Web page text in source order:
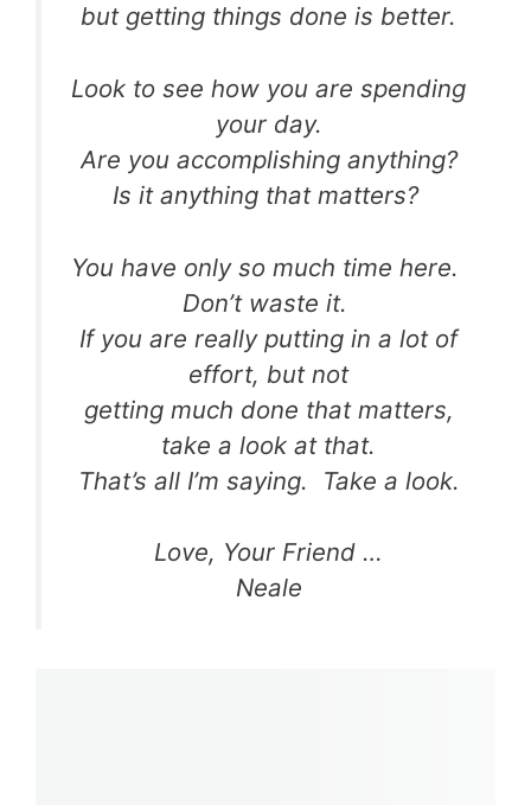
but getting things done is better.
Look to see how you are spending
your day.
Are you accomplishing anything?
Is it anything that matters?
You have only so much time here.
Don’t waste it.
If you are really putting in a lot of
effort, but not
getting much done that matters,
take a look at that.
That’s all I’m saying. Take a look.
Love, Your Friend …
Neale